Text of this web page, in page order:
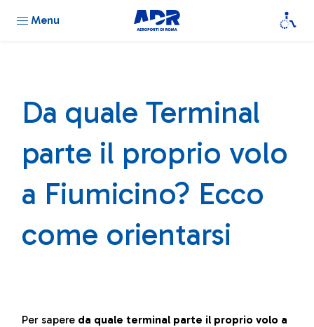
Menu
Da quale Terminal
parte il proprio volo
a Fiumicino? Ecco
come orientarsi
Per sapere da quale terminal parte il proprio volo a